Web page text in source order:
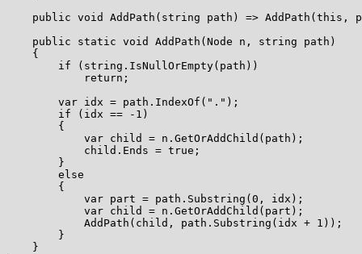
public void AddPath(string path) => AddPath(this,
    public static void AddPath(Node n, string path)
    {
        if (string.IsNullOrEmpty(path))
            return;
        var idx = path.IndexOf(".");
        if (idx == -1)
        {
            var child = n.GetOrAddChild(path);
            child.Ends = true;
        }
        else
        {
            var part = path.Substring(0, idx);
            var child = n.GetOrAddChild(part);
            AddPath(child, path.Substring(idx + 1));
        }
    }